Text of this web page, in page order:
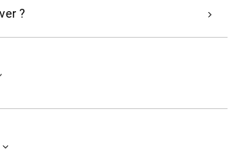
?
Service à l’entreprise
Tourisme et Thermalisme
d’accompagnement